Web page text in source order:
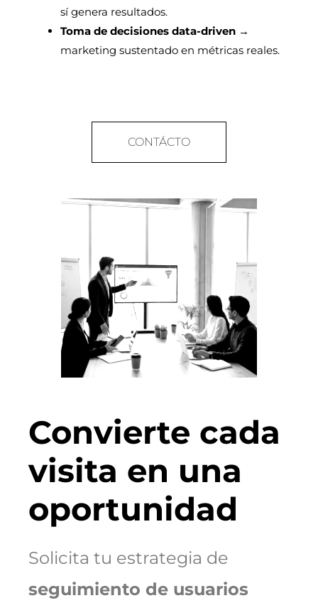
sí genera resultados.
Toma de decisiones data-driven →
marketing sustentado en métricas reales.
CONTÁCTO
Convierte cada
visita en una
oportunidad
Solicita tu estrategia de
seguimiento de usuarios